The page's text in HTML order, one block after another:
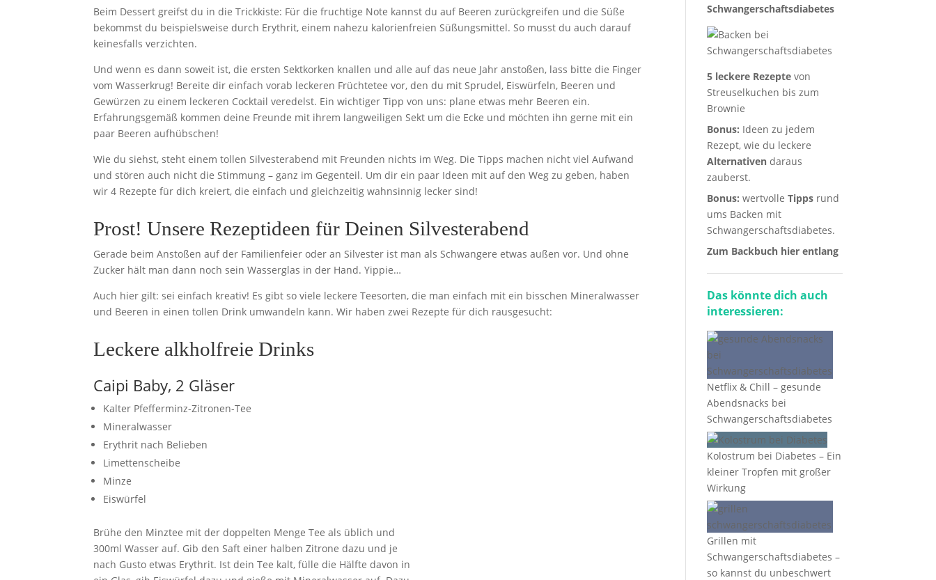
Beim Dessert greifst du in die Trickkiste: Für die fruchtige Note kannst du auf Beeren zurückgreifen und die Süße
bekommst du beispielsweise durch Erythrit, einem nahezu kalorienfreien Süßungsmittel. So musst du auch darauf
keinesfalls verzichten.
Und wenn es dann soweit ist, die ersten Sektkorken knallen und alle auf das neue Jahr anstoßen, lass bitte die Finger
vom Wasserkrug! Bereite dir einfach vorab leckeren Früchtetee vor, den du mit Sprudel, Eiswürfeln, Beeren und
Gewürzen zu einem leckeren Cocktail veredelst. Ein wichtiger Tipp von uns: plane etwas mehr Beeren ein.
Erfahrungsgemäß kommen deine Freunde mit ihrem langweiligen Sekt um die Ecke und möchten ihn gerne mit ein
paar Beeren aufhübschen!
Wie du siehst, steht einem tollen Silvesterabend mit Freunden nichts im Weg. Die Tipps machen nicht viel Aufwand
und stören auch nicht die Stimmung – ganz im Gegenteil. Um dir ein paar Ideen mit auf den Weg zu geben, haben
wir 4 Rezepte für dich kreiert, die einfach und gleichzeitig wahnsinnig lecker sind!
Prost! Unsere Rezeptideen für Deinen Silvesterabend
Gerade beim Anstoßen auf der Familienfeier oder an Silvester ist man als Schwangere etwas außen vor. Und ohne
Zucker hält man dann noch sein Wasserglas in der Hand. Yippie…
Auch hier gilt: sei einfach kreativ! Es gibt so viele leckere Teesorten, die man einfach mit ein bisschen Mineralwasser
und Beeren in einen tollen Drink umwandeln kann. Wir haben zwei Rezepte für dich rausgesucht:
Leckere alkholfreie Drinks
Caipi Baby, 2 Gläser
Kalter Pfefferminz-Zitronen-Tee
Mineralwasser
Erythrit nach Belieben
Limettenscheibe
Minze
Eiswürfel
Brühe den Minztee mit der doppelten Menge Tee als üblich und
300ml Wasser auf. Gib den Saft einer halben Zitrone dazu und je
nach Gusto etwas Erythrit. Ist dein Tee kalt, fülle die Hälfte davon in
Schwangerschaftsdiabetes
5 leckere Rezepte von
Streuselkuchen bis zum
Brownie
Bonus: Ideen zu jedem
Rezept, wie du leckere
Alternativen daraus
zauberst.
Bonus: wertvolleTipps rund
ums Backen mit
Schwangerschaftsdiabetes.
Zum Backbuch hier entlang
Das könnte dich auch
interessieren:
Netflix & Chill – gesunde
Abendsnacks bei
Schwangerschaftsdiabetes
Kolostrum bei Diabetes – Ein
kleiner Tropfen mit großer
Wirkung
Grillen mit
Schwangerschaftsdiabetes –
so kannst du unbeschwert